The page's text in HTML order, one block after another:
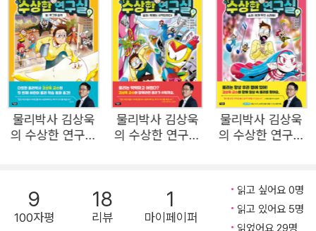
수 있듯이 물리(物理)는 物(세상의 모든 것)의 理(이치)니
까요. <물리박사 김상욱의 수상한 연구실>은 우리가 매 순
간 만날 수 있는 물리 이야기를 사례와 이야기 중심으로 쉽
게 풀어 담아냈습니다. ‘칠판에 쓰여있는 글자가 눈에 보이
는 것’, ‘점프를 하면 다시 땅으로 돌아오는 것’, ‘소금과 설탕
이 다른 맛이 나는 것’. 이렇게 간단해 보이는 것들에 모두 물
난꾸러기 물리를 만나보세요. 물리는 눈에 보이지 않습니다.
그렇기 때문에 ‘물리가 살아있다’라는 추상적인 말을 어린이
물리박사 김상욱
의 수상한 연구실
물리박사 김상욱
의 수상한 연구실
물리박사 김상욱
의 수상한 연구실
9
100자평
18
리뷰
1
마이페이퍼
읽고 싶어요 0명
읽고 있어요 5명